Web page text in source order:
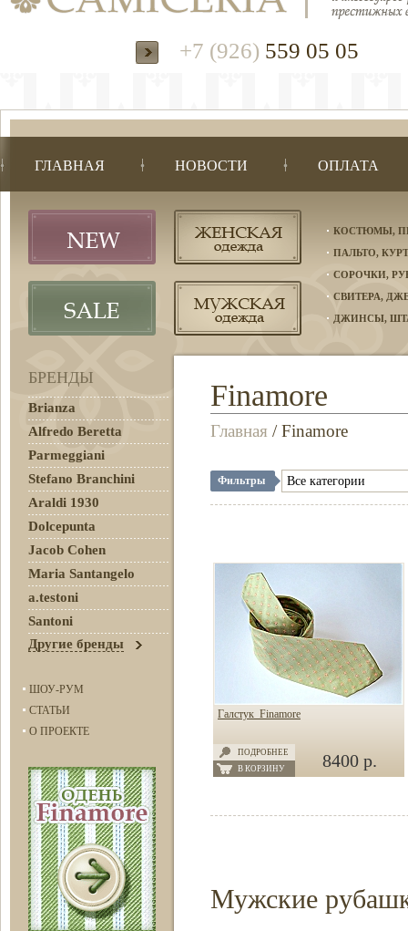
+7 (926) 559 05 05
ГЛАВНАЯ НОВОСТИ ОПЛАТА
КОСТЮМЫ,
ПАЛЬТО,
СОРОЧКИ,
СВИТЕРА,
ДЖИНСЫ,
Finamore
Главная / Finamore
Фильтры
Галстук Finamore
ПОДРОБНЕЕ
В КОРЗИНУ
8400 р.
Мужские
БРЕНДЫ
Brianza
Alfredo Beretta
Parmeggiani
Stefano Branchini
Araldi 1930
Dolcepunta
Jacob Cohen
Maria Santangelo
a.testoni
Santoni
Другие бренды
ШОУ-РУМ
СТАТЬИ
О ПРОЕКТЕ